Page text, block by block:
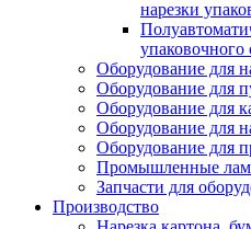
нарезки
упаковочного
Оборудование для
Оборудование для
Оборудование для
Оборудование для
Оборудование для
Промышленные
Запчасти для
Производство